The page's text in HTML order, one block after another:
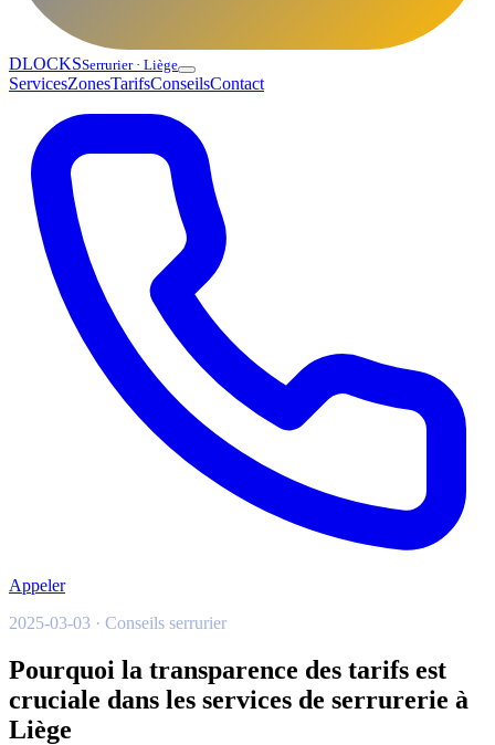
DLOCKSSerrurier · Liège
ServicesZonesTarifsConseilsContact
Appeler
2025-03-03 · Conseils serrurier
Pourquoi la transparence des tarifs est
cruciale dans les services de serrurerie à
Liège